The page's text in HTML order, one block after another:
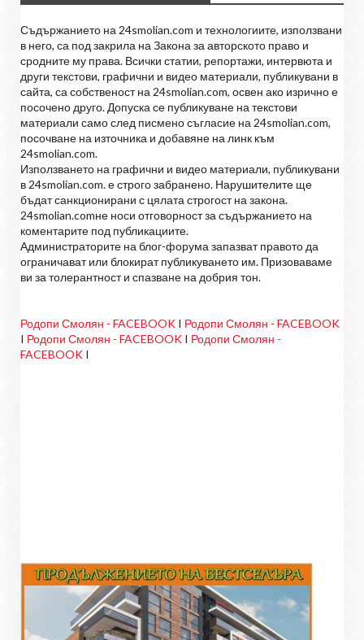
Съдържанието на 24smolian.com и технологиите, използвани
в него, са под закрила на Закона за авторското право и
сродните му права. Всички статии, репортажи, интервюта и
други текстови, графични и видео материали, публикувани в
сайта, са собственост на 24smolian.com, освен ако изрично е
посочено друго. Допуска се публикуване на текстови
материали само след писмено съгласие на 24smolian.com,
посочване на източника и добавяне на линк към
24smolian.com.
Използването на графични и видео материали, публикувани
в 24smolian.com. е строго забранено. Нарушителите ще
бъдат санкционирани с цялата строгост на закона.
24smolian.comне носи отговорност за съдържанието на
коментарите под публикациите.
Администраторите на блог-форума запазват правото да
ограничават или блокират публикуването им. Призоваваме
ви за толерантност и спазване на добрия тон.
Родопи Смолян - FACEBOOK I Родопи Смолян - FACEBOOK
I Родопи Смолян - FACEBOOK I Родопи Смолян -
FACEBOOK I